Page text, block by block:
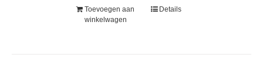
Toevoegen aan
winkelwagen
Details